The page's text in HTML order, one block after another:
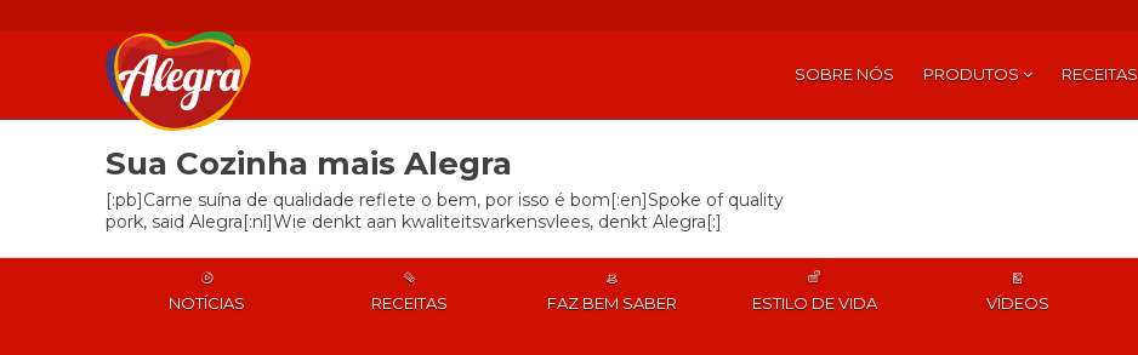
SOBRE NÓS PRODUTOS RECEITAS
Sua Cozinha mais Alegra
[:pb]Carne suína de qualidade reflete o bem, por isso é bom[:en]Spoke of quality
pork, said Alegra[:nl]Wie denkt aan kwaliteitsvarkensvlees, denkt Alegra[:]
NOTÍCIAS RECEITAS FAZ BEM SABER ESTILO DE VIDA VÍDEOS